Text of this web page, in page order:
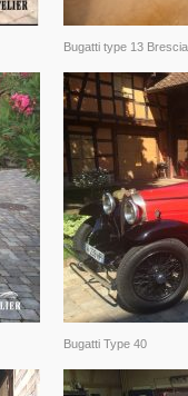
Bugatti type 13 Brescia
Bugatti Type 40